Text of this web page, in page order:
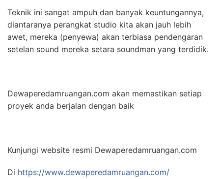
Teknik ini sangat ampuh dan banyak keuntungannya,
diantaranya perangkat studio kita akan jauh lebih
awet, mereka (penyewa) akan terbiasa pendengaran
setelan sound mereka setara soundman yang terdidik.
Dewaperedamruangan.com akan memastikan setiap
proyek anda berjalan dengan baik
Kunjungi website resmi Dewaperedamruangan.com
Di https://www.dewaperedamruangan.com/